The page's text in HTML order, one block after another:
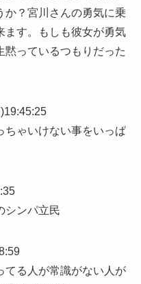
か？宮川さんの勇気に乗
ます。もしも彼女が勇気
黙っているつもりだった
ちゃいけない事をいっぱ
ンパ立民
てる人が常識がない人が